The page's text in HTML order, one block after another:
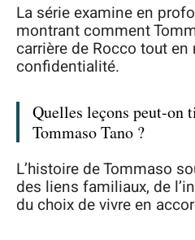
La série examine en
montrant comment
carrière de Rocco tout
confidentialité.
Quelles leçons peut-on
Tommaso Tano ?
L’histoire de Tommaso
des liens familiaux, de
du choix de vivre en